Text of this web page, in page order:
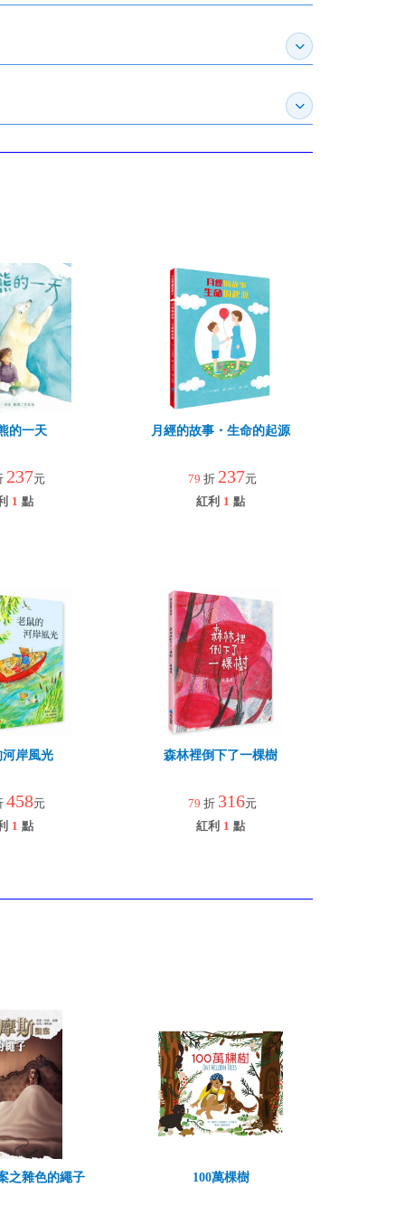
展開推薦專區
展開訂購須知
的一天
237元
1 點
月經的故事・生命的起源
79 折 237元
紅利 1 點
岸風光
458元
1 點
森林裡倒下了一棵樹
79 折 316元
紅利 1 點
之雜色的繩子 100萬棵樹